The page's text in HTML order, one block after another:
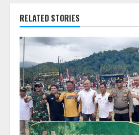
RELATED STORIES